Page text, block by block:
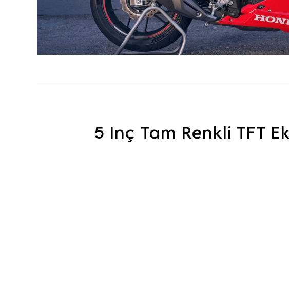
5 Inç Tam Renkli TFT